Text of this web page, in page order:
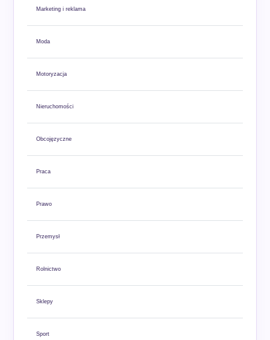
Marketing i reklama
Moda
Motoryzacja
Nieruchomości
Obcojęzyczne
Praca
Prawo
Przemysł
Rolnictwo
Sklepy
Sport